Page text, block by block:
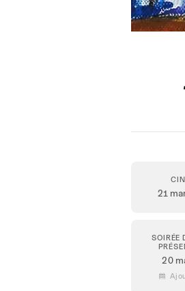
21
SOIRÉE
20
